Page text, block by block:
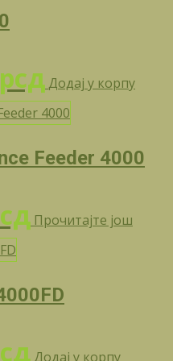
рсд Додај у корпу
Feeder 4000
Прочитајте још
Додај у корпу